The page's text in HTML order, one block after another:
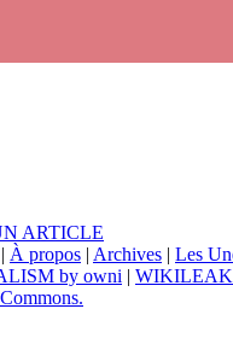
ARTICLE
| À propos | Archives | Les
by owni |